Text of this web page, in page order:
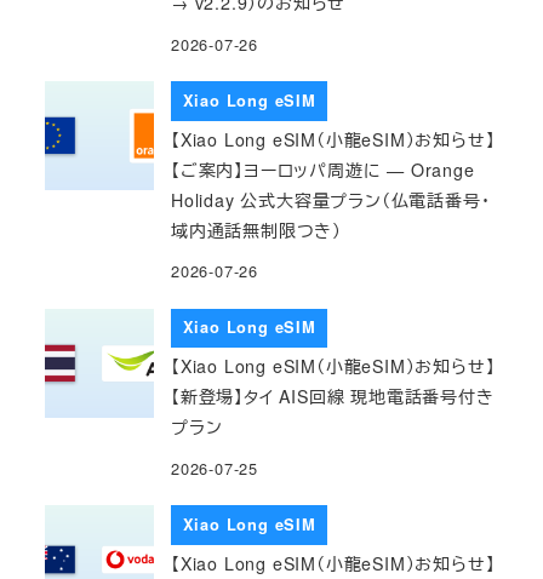
2026-07-26
Xiao Long eSIM
【Xiao Long eSIM（小龍eSIM）お知らせ】
【ご案内】ヨーロッパ周遊に — Orange
Holiday 公式大容量プラン（仏電話番号・
域内通話無制限つき）
2026-07-26
Xiao Long eSIM
【Xiao Long eSIM（小龍eSIM）お知らせ】
【新登場】タイ AIS回線 現地電話番号付き
プラン
2026-07-25
Xiao Long eSIM
【Xiao Long eSIM（小龍eSIM）お知らせ】